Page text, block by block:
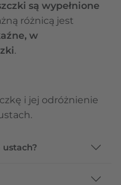
są wypełnione
różnicą jest
w
.
i jej odróżnienie
ustach?